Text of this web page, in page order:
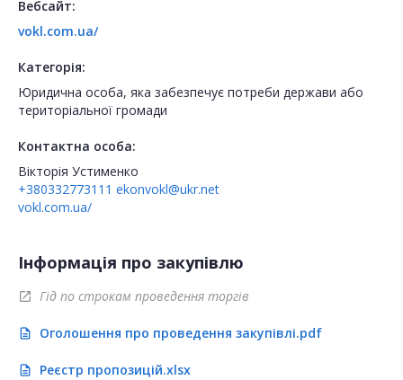
Вебсайт:
vokl.com.ua/
Категорія:
Юридична особа, яка забезпечує потреби держави або
територіальної громади
Контактна особа:
Вікторія Устименко
+380332773111 ekonvokl@ukr.net
vokl.com.ua/
Інформація про закупівлю
open_in_new Гід по строкам проведення торгів
description Оголошення про проведення закупівлі.pdf
description Реєстр пропозицій.xlsx